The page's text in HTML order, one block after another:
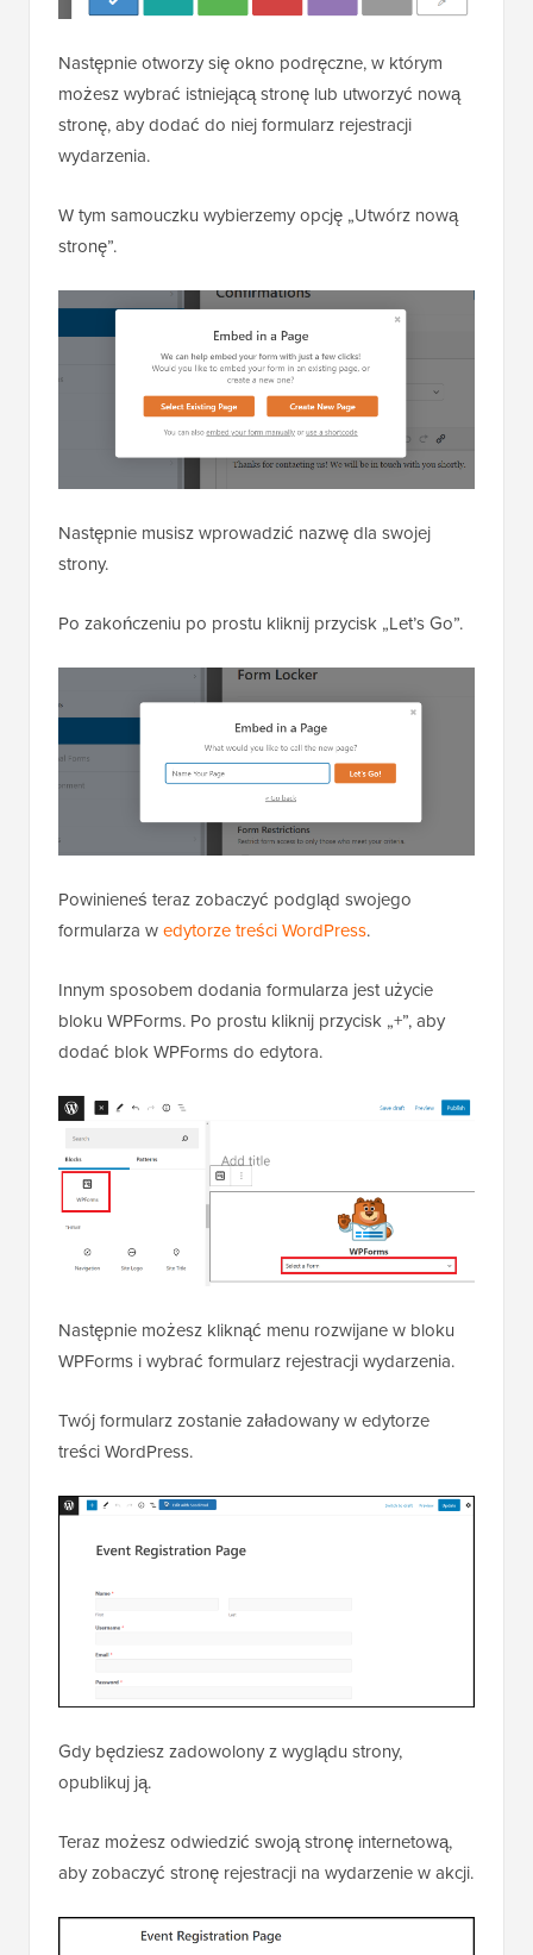
Następnie otworzy się okno podręczne, w którym
możesz wybrać istniejącą stronę lub utworzyć nową
stronę, aby dodać do niej formularz rejestracji
wydarzenia.
W tym samouczku wybierzemy opcję „Utwórz nową
stronę”.
Następnie musisz wprowadzić nazwę dla swojej
strony.
Po zakończeniu po prostu kliknij przycisk „Let’s Go”.
Powinieneś teraz zobaczyć podgląd swojego
formularza wedytorze treści WordPress.
Innym sposobem dodania formularza jest użycie
bloku WPForms. Po prostu kliknij przycisk „+”, aby
dodać blok WPForms do edytora.
Następnie możesz kliknąć menu rozwijane w bloku
WPForms i wybrać formularz rejestracji wydarzenia.
Twój formularz zostanie załadowany w edytorze
treści WordPress.
Gdy będziesz zadowolony z wyglądu strony,
opublikuj ją.
Teraz możesz odwiedzić swoją stronę internetową,
aby zobaczyć stronę rejestracji na wydarzenie w akcji.